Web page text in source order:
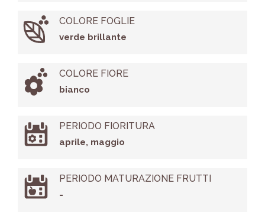
COLORE FOGLIE
verde brillante
COLORE FIORE
bianco
PERIODO FIORITURA
aprile, maggio
PERIODO MATURAZIONE FRUTTI
-